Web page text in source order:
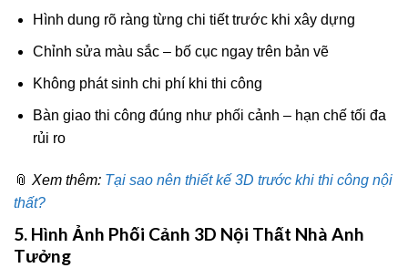
Hình dung rõ ràng từng chi tiết trước khi xây dựng
Chỉnh sửa màu sắc – bố cục ngay trên bản vẽ
Không phát sinh chi phí khi thi công
Bàn giao thi công đúng như phối cảnh – hạn chế tối đa
rủi ro
📎 Xem thêm: Tại sao nên thiết kế 3D trước khi thi công nội
thất?
5. Hình Ảnh Phối Cảnh 3D Nội Thất Nhà Anh
Tưởng